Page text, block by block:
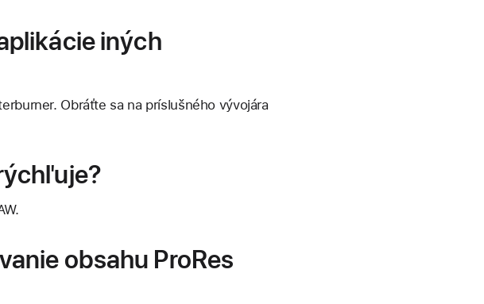
iných
Obráťte sa na príslušného vývojára
obsahu ProRes